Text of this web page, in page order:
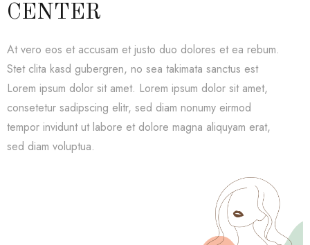
CENTER
At vero eos et accusam et justo duo dolores et ea rebum.
Stet clita kasd gubergren, no sea takimata sanctus est
Lorem ipsum dolor sit amet. Lorem ipsum dolor sit amet,
consetetur sadipscing elitr, sed diam nonumy eirmod
tempor invidunt ut labore et dolore magna aliquyam erat,
sed diam voluptua.